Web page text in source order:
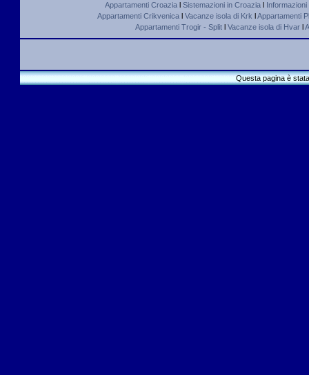
Appartamenti Croazial Sistemazioni in Croazial Informazioni
Appartamenti Crikvenica l Vacanze isola di Krk lAppartamenti
Appartamenti Trogir - Split l Vacanze isola di Hvar l
Questa pagina è